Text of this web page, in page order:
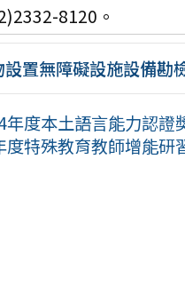
8120。
置無障礙設施設備勘
年度本土語言能力認證
度特殊教育教師增能研